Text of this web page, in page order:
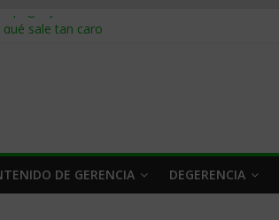
pagar y cobrar en 2026
qué hacer
segmentarlo y venderle
DE GERENCIA DEGERENCIA